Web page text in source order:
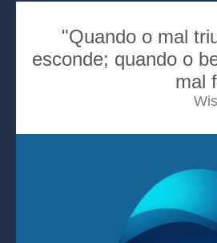
"Quando o mal
esconde; quando o
mal